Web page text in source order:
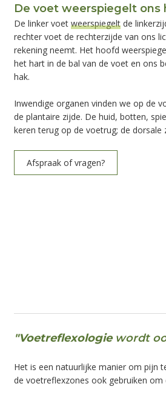
De voet weerspiegelt ons
De linker voet weerspiegeltde
rechter voet de rechterzijde van ons
rekening neemt. Het hoofd
het hart in de bal van de voet en ons
hak.
Inwendige organen vinden we op de
de plantaire zijde. De huid, botten,
keren terug op de voetrug; de dorsale
Afspraak of vragen?
"Voetreflexologiewordt
Het is een natuurlijke manier om pijn
de voetreflexzones ook gebruiken